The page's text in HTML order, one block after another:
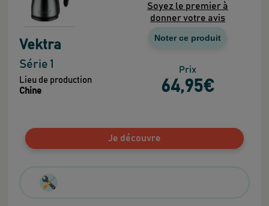
Soyez le premier à
donner votre avis
Noter ce produit
Prix
64,95€
Vektra
Série 1
Lieu de production
Chine
Je découvre